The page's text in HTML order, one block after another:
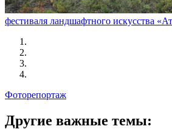
фестиваля ландшафтного искусства
Фоторепортаж
Другие важные темы: